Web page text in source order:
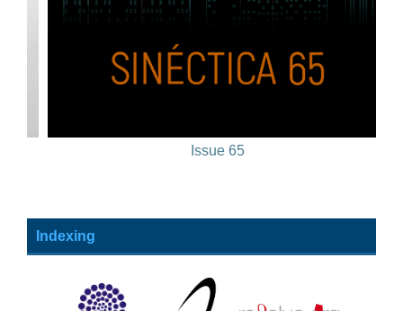
Issue 65
Indexing